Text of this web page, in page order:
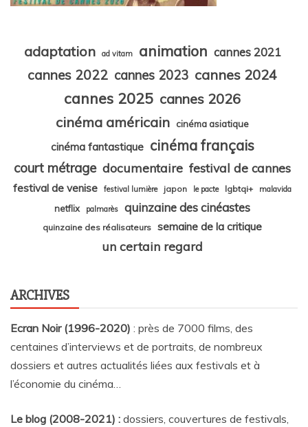
adaptation ad vitam animation cannes 2021
cannes 2022 cannes 2023 cannes 2024
cannes 2025 cannes 2026
cinéma américain
cinéma asiatique
cinéma fantastique cinéma français
court métrage documentaire festival de cannes
festival de venise festival lumière japon le pacte lgbtqi+ malavida
netflix palmarès quinzaine des cinéastes
quinzaine des réalisateurs semaine de la critique
un certain regard
ARCHIVES
Ecran Noir (1996-2020) : près de 7000 films, des
centaines d’interviews et de portraits, de nombreux
dossiers et autres actualités liées aux festivals et à
l’économie du cinéma…
Le blog (2008-2021) : dossiers, couvertures de festivals,